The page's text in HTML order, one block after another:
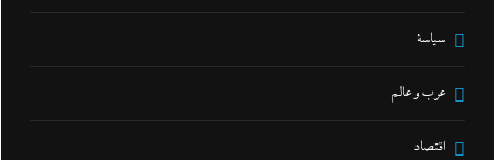
سياسة
عرب و عالم
اقتصاد